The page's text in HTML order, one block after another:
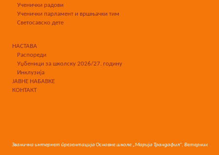
Ученички радови
Ученички парламент и вршњачки тим
Светосавско дете
НАСТАВА
Распореди
Уџбеници за школску 2026/27. годину
Инклузија
ЈАВНЕ НАБАВКЕ
КОНТАКТ
Званична интернет презентација Основне школе „Марија Трандафил”, Ветерник